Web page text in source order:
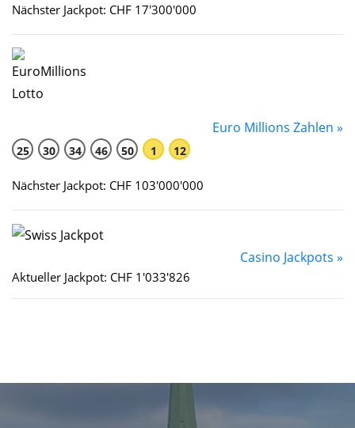
Nächster Jackpot: CHF 17'300'000
Euro Millions Zahlen »
25 30 34 46 50 1 12
Nächster Jackpot: CHF 103'000'000
Casino Jackpots »
Aktueller Jackpot: CHF 1'033'826